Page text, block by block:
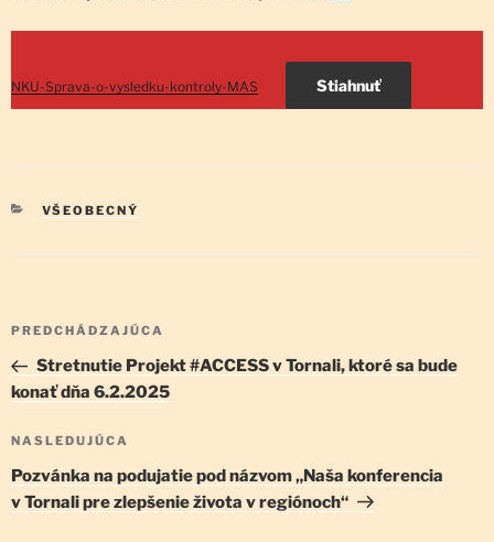
NKU-Sprava-o-vysledku-kontroly-MAS Stiahnuť
KATEGÓRIE
VŠEOBECNÝ
Navigácia
článku
Predchádzajúci
článok
PREDCHÁDZAJÚCA
Stretnutie Projekt #ACCESS v Tornali, ktoré sa bude
konať dňa 6.2.2025
Ďalší
článok
NASLEDUJÚCA
Pozvánka na podujatie pod názvom „Naša konferencia
v Tornali pre zlepšenie života v regiónoch“